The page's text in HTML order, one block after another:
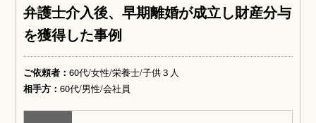
弁護士介入後、早期離婚が成立し財産分与
を獲得した事例
ご依頼者：60代/女性/栄養士/子供３人
相手方：60代/男性/会社員